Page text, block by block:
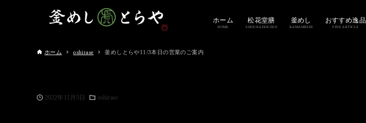
ホーム
HOME
松花堂膳
SHOUKADOUZEN
釜めし
KAMAMESHI
おすすめ逸品
FINE ARTICLE
ホーム oshirase 釜めしとらや11/3本日の営業のご案内
2022年11月3日 oshirase